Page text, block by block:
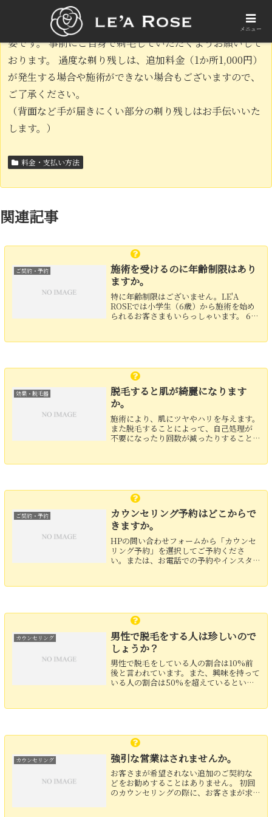
脱毛効果を上げ肌の負担を減らすために照射前の剃毛が必
要です。 事前にご自身で剃毛していただくようお願いして
おります。 過度な剃り残しは、追加料金（1か所1,000円）
が発生する場合や施術ができない場合もございますので、
ご了承ください。
（背面など手が届きにくい部分の剃り残しはお手伝いいた
します。）
料金・支払い方法
関連記事
ご契約・予約
施術を受けるのに年齢制限はあり
ますか。
特に年齢制限はございません。LE'A
ROSEでは小学生（6歳）から施術を始め
られるお客さまもいらっしゃいます。 60
効果・脱毛器
脱毛すると肌が綺麗になります
か。
施術により、肌にツヤやハリを与えます。
また脱毛することによって、自己処理が
不要になったり回数が減ったりすること
まからは、「肌が綺麗になった」とお声
ご契約・予約
カウンセリング予約はどこからで
きますか。
HPの問い合わせフォームから「カウンセ
リング予約」を選択してご予約くださ
い。または、お電話での予約やインスタ
カウンセリング
男性で脱毛をする人は珍しいので
しょうか？
男性で脱毛をしている人の割合は10%前
後と言われています。また、興味を持って
いる人の割合は50%を超えているという
カウンセリング 強引な営業はされませんか。
お客さまが希望されない追加のご契約な
どをお勧めすることはありません。 初回
のカウンセリングの際に、お客さまが求
メニュー